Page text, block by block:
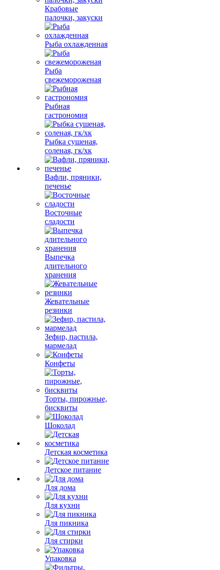
Крабовые
палочки, закуски
Рыба охлажденная
Рыба
свежемороженая
Рыбная
гастрономия
Рыбка сушеная,
соленая, гк/хк
Вафли, пряники,
печенье
Восточные
сладости
Выпечка
длительного
хранения
Жевательные
резинки
Зефир, пастила,
мармелад
Конфеты
Торты, пирожные,
бисквиты
Шоколад
Детская косметика
Детское питание
Для дома
Для кухни
Для пикника
Для стирки
Упаковка